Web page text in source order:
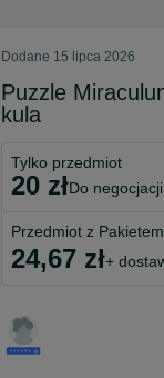
Dodane 15 lipca 2026
Puzzle
kula
Tylko przedmiot
20 zł do negocjacji
Przedmiot z
24,67 zł+